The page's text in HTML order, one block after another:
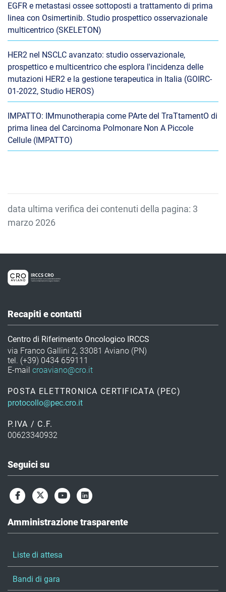
EGFR e metastasi ossee sottoposti a trattamento di prima
linea con Osimertinib. Studio prospettico osservazionale
multicentrico (SKELETON)
HER2 nel NSCLC avanzato: studio osservazionale,
prospettico e multicentrico che esplora l'incidenza delle
mutazioni HER2 e la gestione terapeutica in Italia (GOIRC-
01-2022, Studio HEROS)
IMPATTO: IMmunotherapia come PArte del TraTtamentO di
prima linea del Carcinoma Polmonare Non A Piccole
Cellule (IMPATTO)
data ultima verifica dei contenuti della pagina: 3
marzo 2026
Recapiti e contatti
Centro di Riferimento Oncologico IRCCS
via Franco Gallini 2, 33081 Aviano (PN)
tel. (+39) 0434 659111
E-mail croaviano@cro.it
POSTA ELETTRONICA CERTIFICATA (PEC)
protocollo@pec.cro.it
P.IVA / C.F.
00623340932
Seguici su
Amministrazione trasparente
Liste di attesa
Bandi di gara